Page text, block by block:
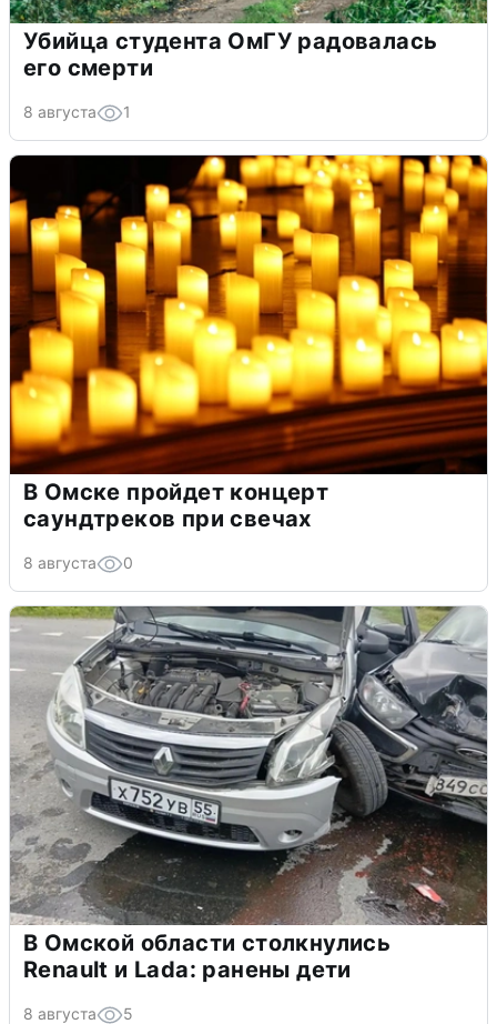
Убийца студента ОмГУ радовалась
его смерти
8 августа 1
В Омске пройдет концерт
саундтреков при свечах
8 августа 0
В Омской области столкнулись
Renault и Lada: ранены дети
8 августа 5